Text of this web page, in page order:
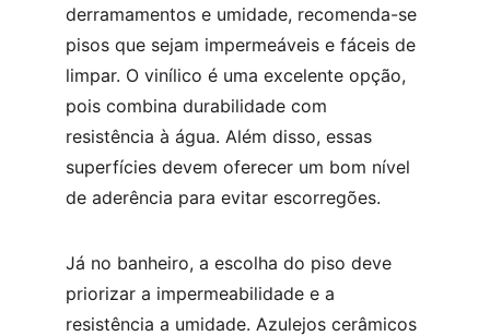
derramamentos e umidade, recomenda-se
pisos que sejam impermeáveis e fáceis de
limpar. O vinílico é uma excelente opção,
pois combina durabilidade com
resistência à água. Além disso, essas
superfícies devem oferecer um bom nível
de aderência para evitar escorregões.
Já no banheiro, a escolha do piso deve
priorizar a impermeabilidade e a
resistência a umidade. Azulejos cerâmicos